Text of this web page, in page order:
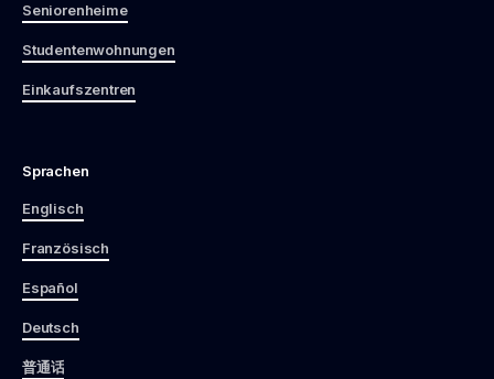
Seniorenheime
Studentenwohnungen
Einkaufszentren
Sprachen
Englisch
Französisch
Español
Deutsch
普通话